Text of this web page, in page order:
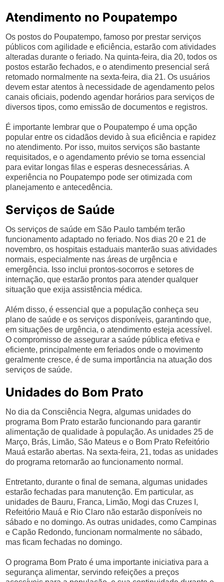
Atendimento no Poupatempo
Os postos do Poupatempo, famoso por prestar serviços
públicos com agilidade e eficiência, estarão com atividades
alteradas durante o feriado. Na quinta-feira, dia 20, todos os
postos estarão fechados, e o atendimento presencial será
retomado normalmente na sexta-feira, dia 21. Os usuários
devem estar atentos à necessidade de agendamento pelos
canais oficiais, podendo agendar horários para serviços de
diversos tipos, como emissão de documentos e registros.
É importante lembrar que o Poupatempo é uma opção
popular entre os cidadãos devido à sua eficiência e rapidez
no atendimento. Por isso, muitos serviços são bastante
requisitados, e o agendamento prévio se torna essencial
para evitar longas filas e esperas desnecessárias. A
experiência no Poupatempo pode ser otimizada com
planejamento e antecedência.
Serviços de Saúde
Os serviços de saúde em São Paulo também terão
funcionamento adaptado no feriado. Nos dias 20 e 21 de
novembro, os hospitais estaduais manterão suas atividades
normais, especialmente nas áreas de urgência e
emergência. Isso inclui prontos-socorros e setores de
internação, que estarão prontos para atender qualquer
situação que exija assistência médica.
Além disso, é essencial que a população conheça seu
plano de saúde e os serviços disponíveis, garantindo que,
em situações de urgência, o atendimento esteja acessível.
O compromisso de assegurar a saúde pública efetiva e
eficiente, principalmente em feriados onde o movimento
geralmente cresce, é de suma importância na atuação dos
serviços de saúde.
Unidades do Bom Prato
No dia da Consciência Negra, algumas unidades do
programa Bom Prato estarão funcionando para garantir
alimentação de qualidade à população. As unidades 25 de
Março, Brás, Limão, São Mateus e o Bom Prato Refeitório
Mauá estarão abertas. Na sexta-feira, 21, todas as unidades
do programa retornarão ao funcionamento normal.
Entretanto, durante o final de semana, algumas unidades
estarão fechadas para manutenção. Em particular, as
unidades de Bauru, Franca, Limão, Mogi das Cruzes I,
Refeitório Mauá e Rio Claro não estarão disponíveis no
sábado e no domingo. As outras unidades, como Campinas
e Capão Redondo, funcionam normalmente no sábado,
mas ficam fechadas no domingo.
O programa Bom Prato é uma importante iniciativa para a
segurança alimentar, servindo refeições a preços